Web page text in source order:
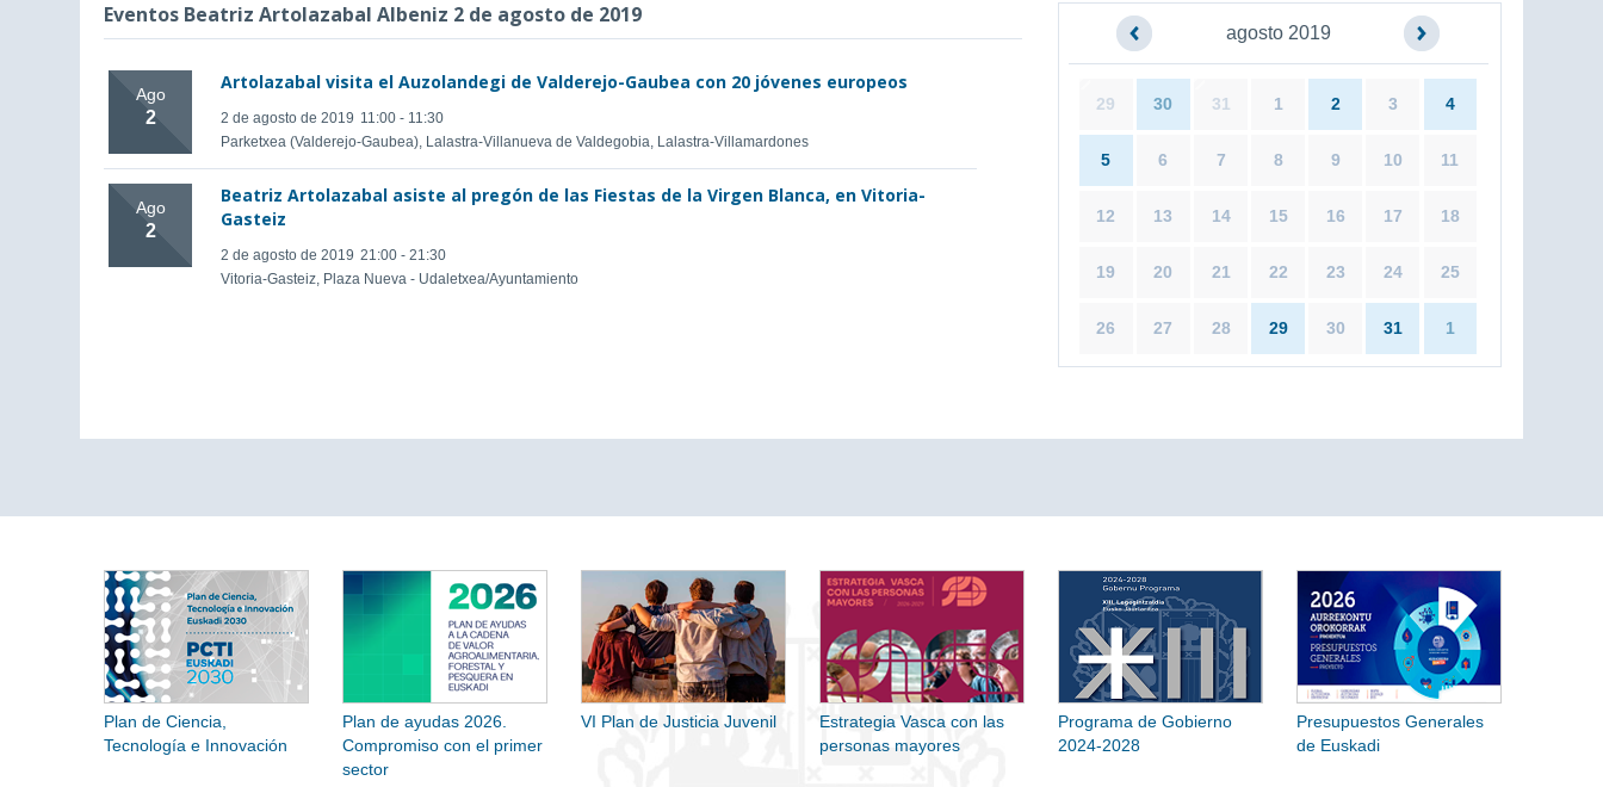
Eventos Beatriz Artolazabal Albeniz 2 de agosto de 2019
Ago
2
Artolazabal visita el Auzolandegi de Valderejo-Gaubea con 20 jóvenes europeos
2 de agosto de 2019 11:00 - 11:30
Parketxea (Valderejo-Gaubea), Lalastra-Villanueva de Valdegobia, Lalastra-Villamardones
Ago
2
Beatriz Artolazabal asiste al pregón de las Fiestas de la Virgen Blanca, en Vitoria-
Gasteiz
2 de agosto de 2019 21:00 - 21:30
Vitoria-Gasteiz, Plaza Nueva - Udaletxea/Ayuntamiento
agosto 2019
29 30 31 1 2 3 4
5 6 7 8 9 10 11
12 13 14 15 16 17 18
19 20 21 22 23 24 25
26 27 28 29 30 31 1
Plan de Ciencia,
Tecnología e Innovación
Plan de ayudas 2026.
Compromiso con el primer
sector
VI Plan de Justicia Juvenil
Estrategia Vasca con las
personas mayores
Programa de Gobierno
2024-2028
Presupuestos Generales
de Euskadi